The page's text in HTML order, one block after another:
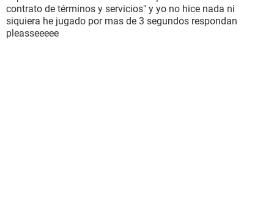
contrato de términos y servicios" y yo no hice nada ni
siquiera he jugado por mas de 3 segundos respondan
pleasseeeee